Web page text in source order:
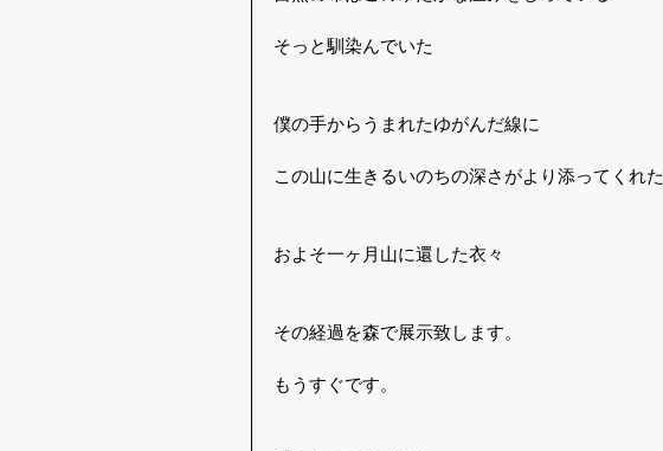
そっと馴染んでいた
僕の手からうまれたゆがんだ線に
この山に生きるいのちの深さがより添ってくれた
およそ一ヶ月山に還した衣々
その経過を森で展示致します。
もうすぐです。